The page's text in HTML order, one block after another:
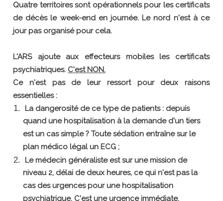
Quatre territoires sont opérationnels pour les certificats
de décès le week-end en journée. Le nord n'est à ce
jour pas organisé pour cela.
L'ARS ajoute aux effecteurs mobiles les certificats
psychiatriques. C'est NON.
Ce n'est pas de leur ressort pour deux raisons
essentielles :
La dangerosité de ce type de patients : depuis
quand une hospitalisation à la demande d'un tiers
est un cas simple ? Toute sédation entraîne sur le
plan médico légal un ECG ;
Le médecin généraliste est sur une mission de
niveau 2, délai de deux heures, ce qui n'est pas la
cas des urgences pour une hospitalisation
psychiatrique. C'est une urgence immédiate.